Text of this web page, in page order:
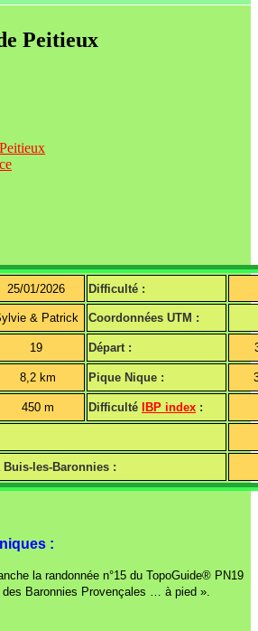
Peitieux
25/01/2026 Difficulté :
& Patrick Coordonnées UTM :
19 Départ :
8,2 km Pique Nique :
450 m Difficulté IBP index :
les-Baronnies :
:
la randonnée n°15 du TopoGuide® PN19
des Baronnies Provençales … à pied ».